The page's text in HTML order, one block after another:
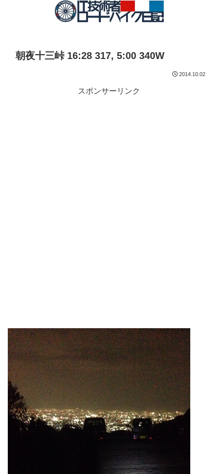
朝夜十三峠 16:28 317, 5:00 340W
2014.10.02
スポンサーリンク